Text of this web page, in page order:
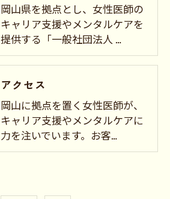
岡山県を拠点とし、女性医師の
キャリア支援やメンタルケアを
提供する「一般社団法人 …
アクセス
岡山に拠点を置く女性医師が、
キャリア支援やメンタルケアに
力を注いでいます。お客…